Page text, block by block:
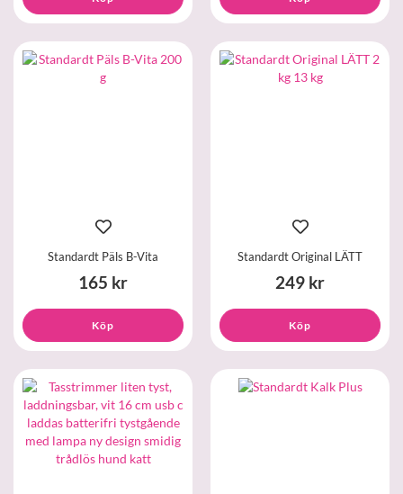
Standardt Päls B-Vita
165 kr
Köp
Standardt Original LÄTT
249 kr
Köp